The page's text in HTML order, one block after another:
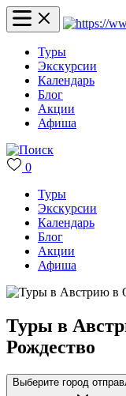
Туры
Экскурсии
Календарь
Блог
Акции
Афиша
0
Туры
Экскурсии
Календарь
Блог
Акции
Афиша
Туры в
Рождество
Выберите город